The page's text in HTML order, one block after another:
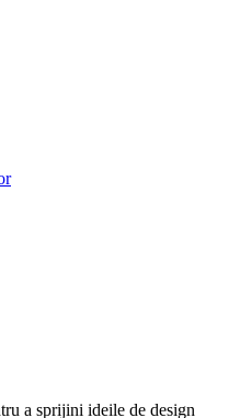
a sprijini ideile de design